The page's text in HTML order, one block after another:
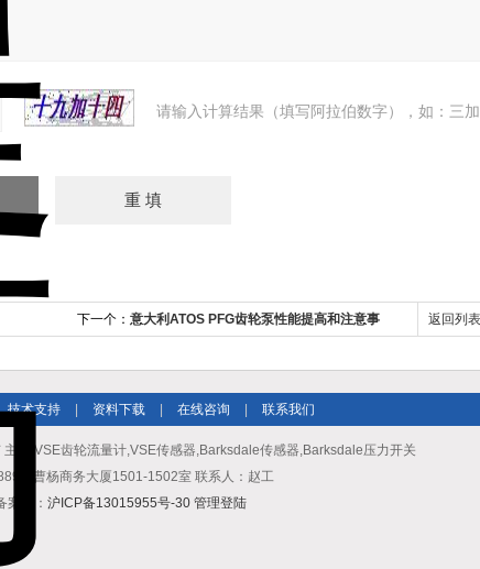
请输入计算结果（填写阿拉伯数字），如：三
下一个： 意大利ATOS PFG齿轮泵性能提高和注意事 返回列
技术支持 资料下载 在线咨询 联系我们
营:VSE齿轮流量计,VSE传感器,Barksdale传感器,Barksdale压力开关
号曹杨商务大厦1501-1502室 联系人：赵工
案号： 沪ICP备13015955号-30 管理登陆